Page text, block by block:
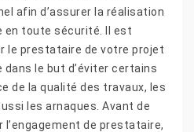
afin d’assurer la réalisation
en toute sécurité. Il est
le prestataire de votre projet
le but d’éviter certains
de la qualité des travaux, les
les arnaques. Avant de
l’engagement de prestataire,